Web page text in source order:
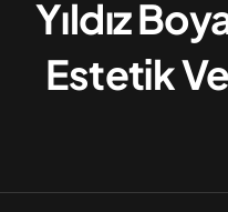
Yıldız
Estetik